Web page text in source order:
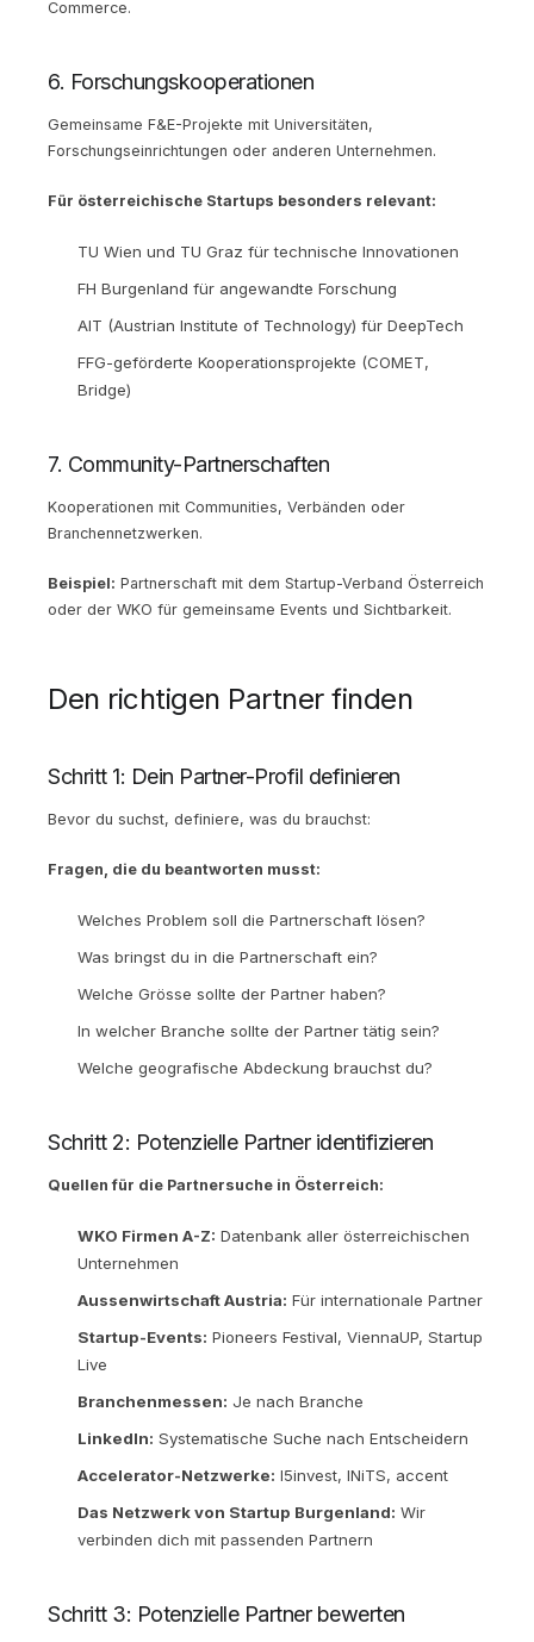
Commerce.
6. Forschungskooperationen
Gemeinsame F&E-Projekte mit Universitäten,
Forschungseinrichtungen oder anderen Unternehmen.
Für österreichische Startups besonders relevant:
TU Wien und TU Graz für technische Innovationen
FH Burgenland für angewandte Forschung
AIT (Austrian Institute of Technology) für DeepTech
FFG-geförderte Kooperationsprojekte (COMET,
Bridge)
7. Community-Partnerschaften
Kooperationen mit Communities, Verbänden oder
Branchennetzwerken.
Beispiel: Partnerschaft mit dem Startup-Verband Österreich
oder der WKO für gemeinsame Events und Sichtbarkeit.
Den richtigen Partner finden
Schritt 1: Dein Partner-Profil definieren
Bevor du suchst, definiere, was du brauchst:
Fragen, die du beantworten musst:
Welches Problem soll die Partnerschaft lösen?
Was bringst du in die Partnerschaft ein?
Welche Grösse sollte der Partner haben?
In welcher Branche sollte der Partner tätig sein?
Welche geografische Abdeckung brauchst du?
Schritt 2: Potenzielle Partner identifizieren
Quellen für die Partnersuche in Österreich:
WKO Firmen A-Z: Datenbank aller österreichischen
Unternehmen
Aussenwirtschaft Austria: Für internationale Partner
Startup-Events: Pioneers Festival, ViennaUP, Startup
Live
Branchenmessen: Je nach Branche
LinkedIn: Systematische Suche nach Entscheidern
Accelerator-Netzwerke: I5invest, INiTS, accent
Das Netzwerk von Startup Burgenland: Wir
verbinden dich mit passenden Partnern
Schritt 3: Potenzielle Partner bewerten